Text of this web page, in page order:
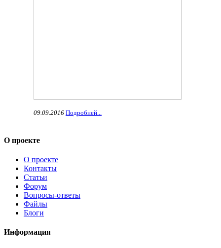
09.09.2016 Подробней...
О проекте
О проекте
Контакты
Статьи
Форум
Вопросы-ответы
Файлы
Блоги
Информация